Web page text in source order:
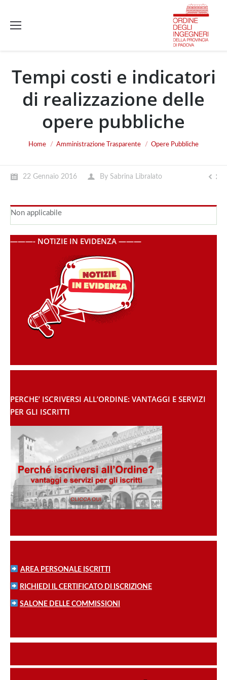
Tempi costi e indicatori
di realizzazione delle
opere pubbliche
You are here:
Home Amministrazione Trasparente Opere Pubbliche
22 Gennaio 2016 By Sabrina Libralato
Non applicabile
———- NOTIZIE IN EVIDENZA ———
PERCHE’ ISCRIVERSI ALL’ORDINE: VANTAGGI E SERVIZI
PER GLI ISCRITTI
AREA PERSONALE ISCRITTI
RICHIEDI IL CERTIFICATO DI ISCRIZIONE
SALONE DELLE COMMISSIONI